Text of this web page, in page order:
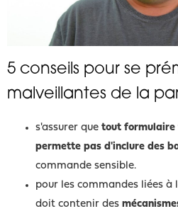
5 conseils pour se
malveillantes de la
s'assurer que tout formulaire
permette pas d'inclure des
commande sensible.
pour les commandes liées à
doit contenir des